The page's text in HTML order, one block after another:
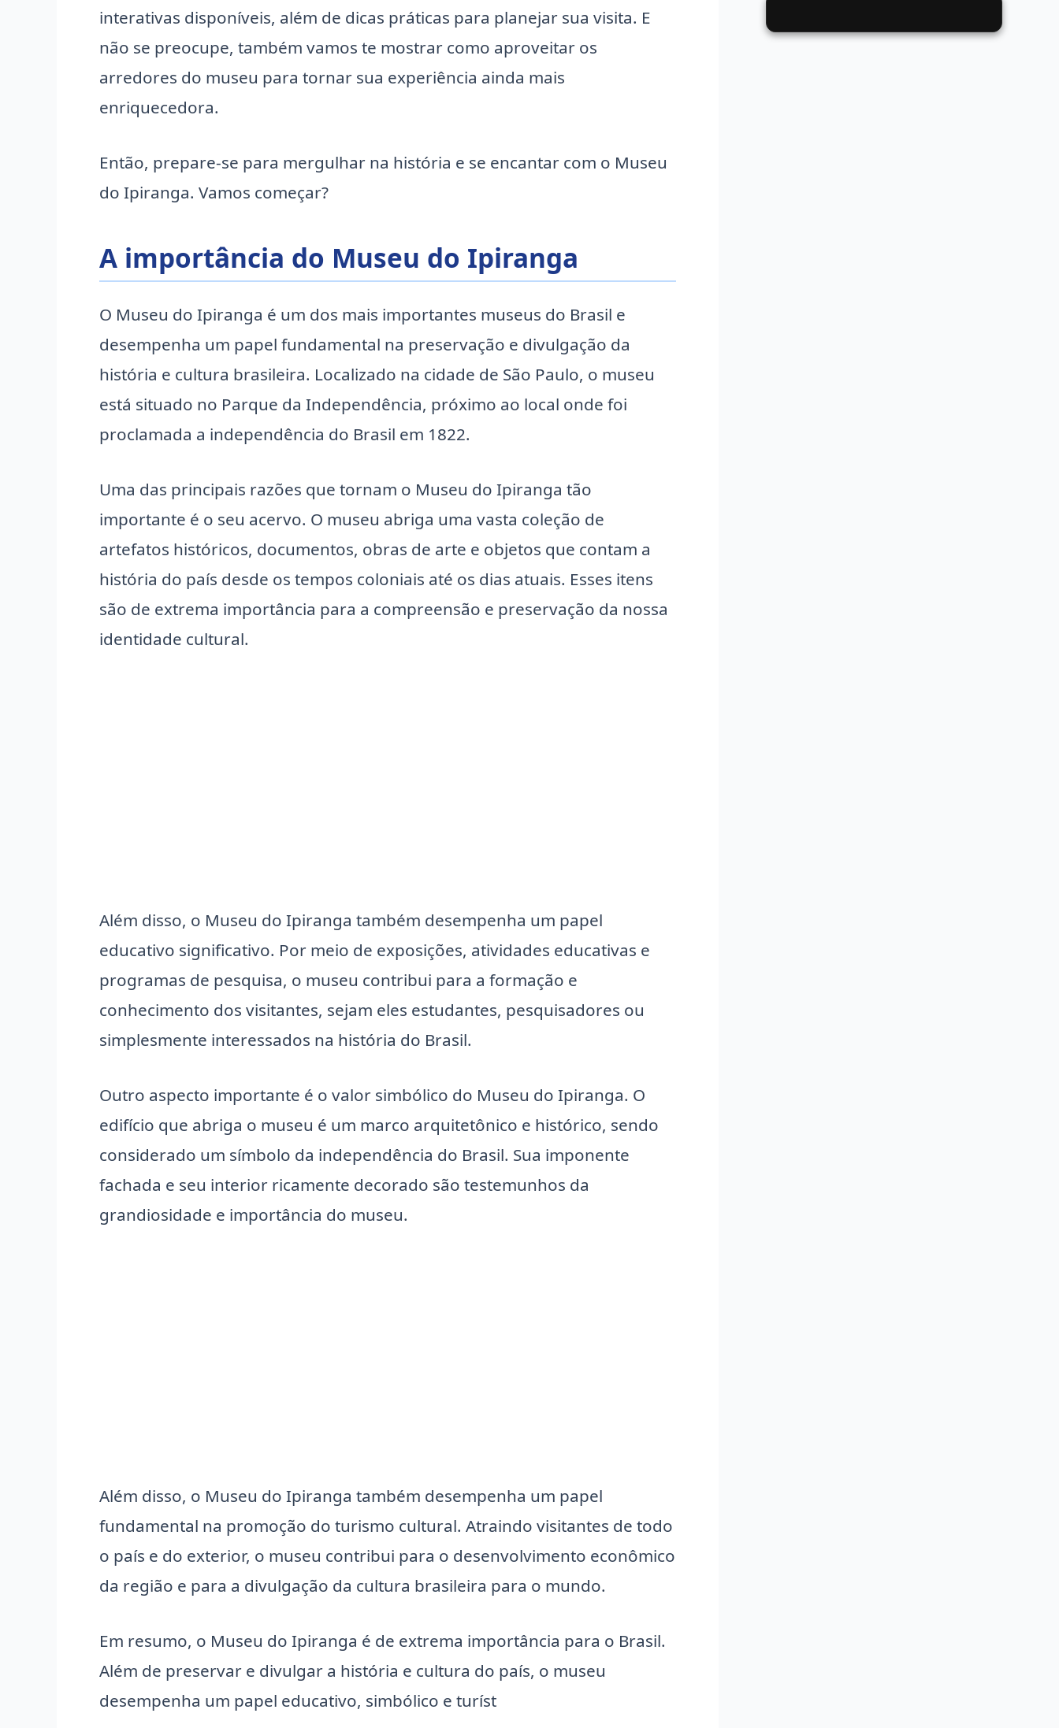
interativas disponíveis, além de dicas práticas para planejar sua visita. E
não se preocupe, também vamos te mostrar como aproveitar os
arredores do museu para tornar sua experiência ainda mais
enriquecedora.
Então, prepare-se para mergulhar na história e se encantar com o Museu
do Ipiranga. Vamos começar?
A importância do Museu do Ipiranga
O Museu do Ipiranga é um dos mais importantes museus do Brasil e
desempenha um papel fundamental na preservação e divulgação da
história e cultura brasileira. Localizado na cidade de São Paulo, o museu
está situado no Parque da Independência, próximo ao local onde foi
proclamada a independência do Brasil em 1822.
Uma das principais razões que tornam o Museu do Ipiranga tão
importante é o seu acervo. O museu abriga uma vasta coleção de
artefatos históricos, documentos, obras de arte e objetos que contam a
história do país desde os tempos coloniais até os dias atuais. Esses itens
são de extrema importância para a compreensão e preservação da nossa
identidade cultural.
Além disso, o Museu do Ipiranga também desempenha um papel
educativo significativo. Por meio de exposições, atividades educativas e
programas de pesquisa, o museu contribui para a formação e
conhecimento dos visitantes, sejam eles estudantes, pesquisadores ou
simplesmente interessados na história do Brasil.
Outro aspecto importante é o valor simbólico do Museu do Ipiranga. O
edifício que abriga o museu é um marco arquitetônico e histórico, sendo
considerado um símbolo da independência do Brasil. Sua imponente
fachada e seu interior ricamente decorado são testemunhos da
grandiosidade e importância do museu.
Além disso, o Museu do Ipiranga também desempenha um papel
fundamental na promoção do turismo cultural. Atraindo visitantes de todo
o país e do exterior, o museu contribui para o desenvolvimento econômico
da região e para a divulgação da cultura brasileira para o mundo.
Em resumo, o Museu do Ipiranga é de extrema importância para o Brasil.
Além de preservar e divulgar a história e cultura do país, o museu
desempenha um papel educativo, simbólico e turíst